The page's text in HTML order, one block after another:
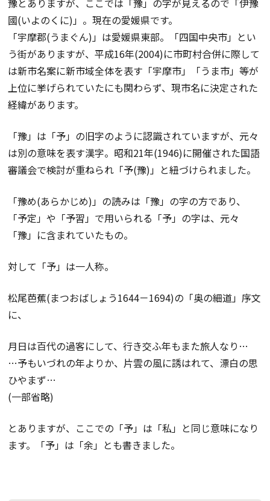
豫とありますが、ここでは「豫」の字が見えるので「伊豫
國(いよのくに)」。現在の愛媛県です。
「宇摩郡(うまぐん)」は愛媛県東部。「四国中央市」とい
う街がありますが、平成16年(2004)に市町村合併に際して
は新市名案に新市域全体を表す「宇摩市」「うま市」等が
上位に挙げられていたにも関わらず、現市名に決定された
経緯があります。
「豫」は「予」の旧字のように認識されていますが、元々
は別の意味を表す漢字。昭和21年(1946)に開催された国語
審議会で検討が重ねられ「予(豫)」と紐づけられました。
「豫め(あらかじめ)」の読みは「豫」の字の方であり、
「予定」や「予習」で用いられる「予」の字は、元々
「豫」に含まれていたもの。
対して「予」は一人称。
松尾芭蕉(まつおばしょう1644－1694)の「奥の細道」序文
に、
月日は百代の過客にして、行き交ふ年もまた旅人なり…
…予もいづれの年よりか、片雲の風に誘はれて、漂白の思
ひやまず…
(一部省略)
とありますが、ここでの「予」は「私」と同じ意味になり
ます。「予」は「余」とも書きました。